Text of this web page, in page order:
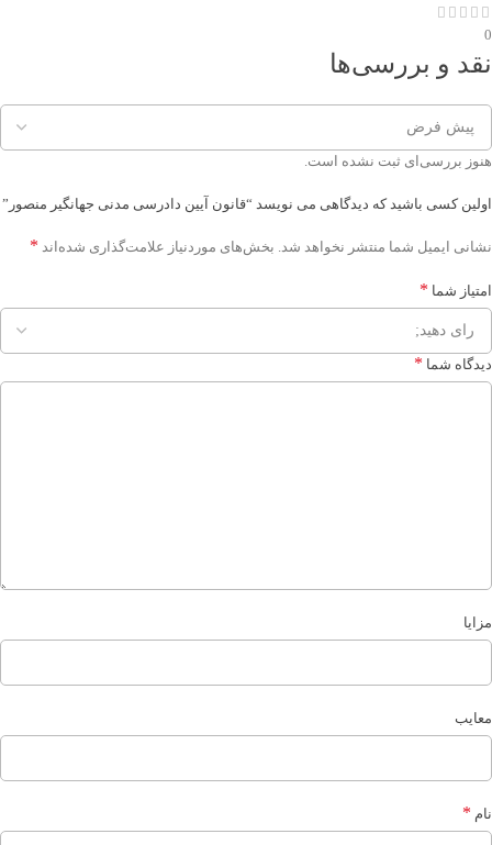
0
نقد و بررسی‌ها
هنوز بررسی‌ای ثبت نشده است.
اولین کسی باشید که دیدگاهی می نویسد “قانون آیین دادرسی مدنی جهانگیر منصور”
نشانی ایمیل شما منتشر نخواهد شد. بخش‌های موردنیاز علامت‌گذاری شده‌اند *
امتیاز شما *
دیدگاه شما *
مزایا
معایب
نام *